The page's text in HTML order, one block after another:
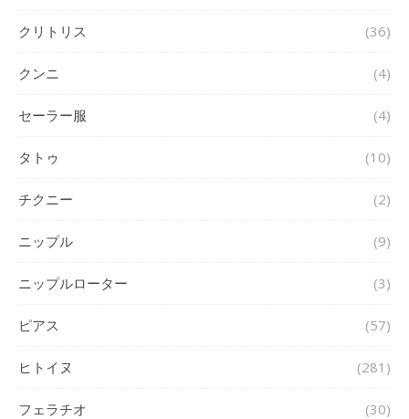
クリトリス (36)
クンニ (4)
セーラー服 (4)
タトゥ (10)
チクニー (2)
ニップル (9)
ニップルローター (3)
ピアス (57)
ヒトイヌ (281)
フェラチオ (30)